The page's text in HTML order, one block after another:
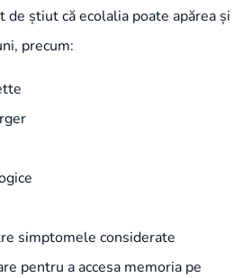
știut că ecolalia poate apărea și
precum:
simptomele considerate
pentru a accesa memoria pe